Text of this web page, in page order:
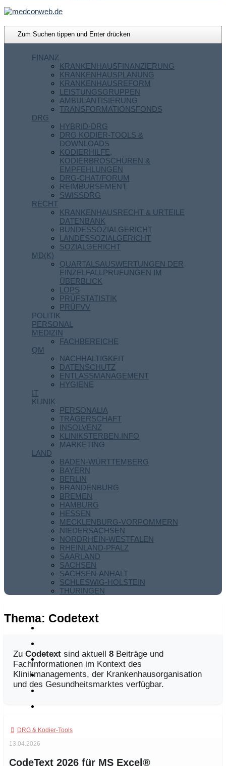
FINANZ
KRANKENHAUSFINANZIERUNG
KRANKENHAUSPLANUNG
KRANKENHAUSREFORM
LEISTUNGSGRUPPEN
AMBULANTISIERUNG
TRANSFORMATIONSFONDS
DRG
HYBRID-DRG
DRG KODIER-TOOLS &
DOWNLOADS
KODIERHILFE,
KODIERBROSCHÜREN &
EMPFEHLUNGEN
DRG-CHAT/FORUM
REIMBURSEMENT
SWISSDRG
RECHT
KRANKENHAUSRECHT & URTEILE
DATENBANK
BUNDESSOZIALGERICHT
LANDESSOZIALGERICHT
SOZIALGERICHT
MD(K)
QUARTALSAUSWERTUNGEN DER
EINZELFALLPRÜFUNGEN IM
ÜBERBLICK
LOPS
PRÜFSTATISTIK
PRÜFVV
POLITIK
PERSONAL
MEDIZIN
FACHBEREICHE
QM
NACHHALTIGKEIT
DATENSCHUTZ
ENTLASSMANAGEMENT
HYGIENE
IT
KLINIK
PERSONALIA
TRÄGERSCHAFT
INSOLVENZ
KLINIKSTERBEN.INFO
MARKETING
LAND
BADEN-WÜRTTEMBERG
BAYERN
BERLIN
BRANDENBURG
BREMEN
HAMBURG
HESSEN
MECKLENBURG-VORPOMMERN
NIEDERSACHSEN
NORDRHEIN-WESTFALEN
RHEINLAND-PFALZ
SAARLAND
SACHSEN
SACHSEN-ANHALT
SCHLESWIG-HOLSTEIN
THÜRINGEN
Thema: Codetext
Zu Codetext sind aktuell 8 Beiträge und
Fachinformationen im Kontext des
Klinikmanagements, der Krankenhausorganisation
und des Gesundheitsmarktes verfügbar.
DRG & Kodier-Tools
13.04.2026
CodeText 2026 für MS Excel®